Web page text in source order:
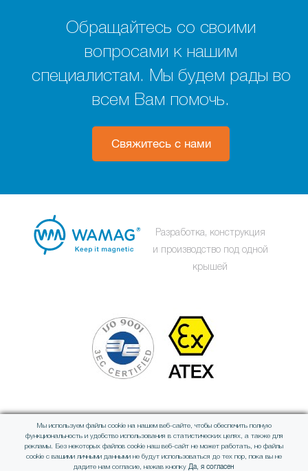
Обращайтесь со своими
вопросами к нашим
специалистам. Мы будем рады во
всем Вам помочь.
Свяжитесь с нами
Разработка, конструкция
и производство под одной
крышей
Член международной группы
Мы используем файлы cookie на нашем веб-сайте, чтобы обеспечить полную
функциональность и удобство использования в статистических целях, а также для
рекламы. Без некоторых файлов cookie наш веб-сайт не может работать, но файлы
cookie с вашими личными данными не будут использоваться до тех пор, пока вы не
дадите нам согласие, нажав кнопку Да, я согласен